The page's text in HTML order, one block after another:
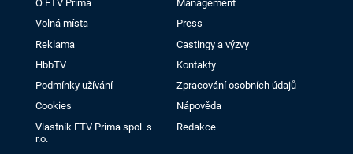
O FTV Prima
Management
Volná místa
Press
Reklama
Castingy a výzvy
HbbTV
Kontakty
Podmínky užívání
Zpracování osobních údajů
Cookies
Nápověda
Vlastník FTV Prima spol. s
r.o.
Redakce